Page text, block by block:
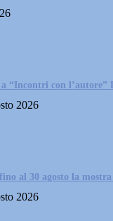
“Incontri con l’autore”
2026
al 30 agosto la mostra
2026